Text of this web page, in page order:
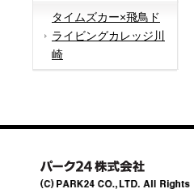
タイムズカー×飛鳥ド
ライビングカレッジ川
崎